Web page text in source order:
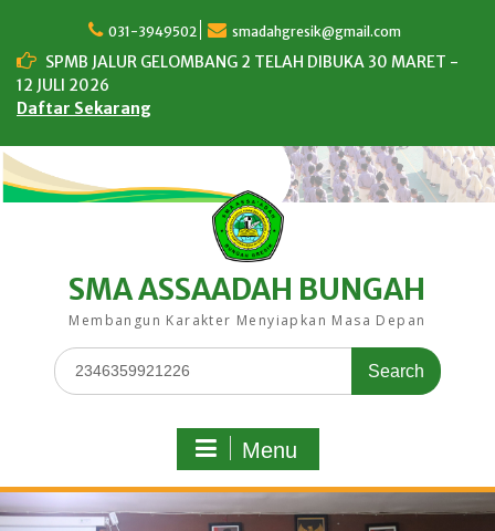
content
031-3949502 smadahgresik@gmail.com
SPMB JALUR GELOMBANG 2 TELAH DIBUKA 30 MARET -
12 JULI 2026
Daftar Sekarang
SMA ASSAADAH BUNGAH
Membangun Karakter Menyiapkan Masa Depan
Search
for:
Menu